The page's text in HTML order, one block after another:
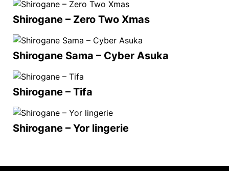
Shirogane – Zero Two Xmas
Shirogane Sama – Cyber Asuka
Shirogane – Tifa
Shirogane – Yor lingerie